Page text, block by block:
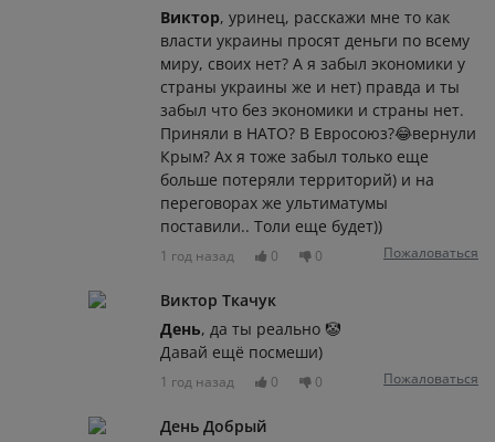
Виктор, уринец, расскажи мне то как
власти украины просят деньги по всему
миру, своих нет? А я забыл экономики у
страны украины же и нет) правда и ты
забыл что без экономики и страны нет.
Приняли в НАТО? В Евросоюз?😂вернули
Крым? Ах я тоже забыл только еще
больше потеряли территорий) и на
переговорах же ультиматумы
поставили.. Толи еще будет))
1 год назад 0 0 Пожаловаться
Виктор Ткачук
День, да ты реально 🤡
Давай ещё посмеши)
1 год назад 0 0 Пожаловаться
День Добрый